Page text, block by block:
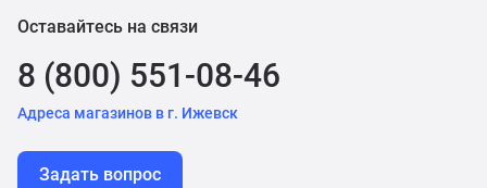
Оставайтесь на связи
8 (800) 551-08-46
Адреса магазинов в г. Ижевск
Задать вопрос